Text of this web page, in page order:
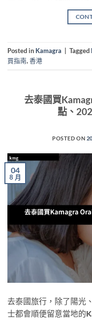
Posted in Kamagra Tagged
買指南,香港
去泰國買
點、
POSTED ON
04
8 月
去泰國旅行，除了陽光
士都會順便留意當地的